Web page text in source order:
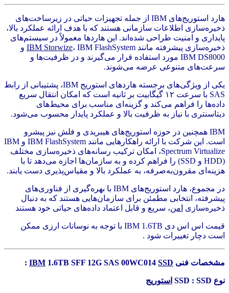
هارد استوریج‌های IBM از جمله تجهیزات حیاتی در زیرساخت‌های
ذخیره‌سازی اطلاعات سازمانی هستند که با هدف ارائه عملکرد بالا،
پایداری و امنیت طراحی شده‌اند. این هاردها معمولاً در سیستم‌های
ذخیره‌سازی پیشرفته مانند
IBM Storwize ، IBM FlashSystem و
IBM DS8000 مورد استفاده قرار می‌گیرند و در ظرفیت‌ها و
سرعت‌های متنوعی عرضه می‌شوند.
یکی از ویژگی‌های برجسته هاردهای استوریج IBM، پشتیبانی از رابط
SAS با سرعت ۱۲ گیگابیت بر ثانیه است که امکان انتقال سریع
داده‌ها را فراهم می‌کند و گزینه‌ای مناسب برای محیط‌های
دیتاسنتری با نیاز به ظرفیت بالا و عملکرد پایدار محسوب می‌شود.
IBM همچنین در حوزه استوریج‌های هیبریدی و فلش نیز پیشرو
است. این شرکت با ارائه راهکارهایی مانند IBM FlashSystem و IBM
Spectrum Virtualize، امکان ترکیب رسانه‌های ذخیره‌سازی مختلف
(HDD و SSD) را فراهم کرده و به سازمان‌ها اجازه می‌دهد تا با
هزینه‌ای مقرون‌به‌صرفه، به عملکرد بالا و مقیاس‌پذیری دست یابند.
در مجموع، هارد استوریج‌های IBM با بهره‌گیری از فناوری‌های
پیشرفته، انتخابی مطمئن برای سازمان‌هایی هستند که به دنبال
ذخیره‌سازی امن، سریع و قابل اعتماد داده‌های حیاتی خود هستند
قیمت اس اس دی IBM 1.6TB با توجه به نوسانات ارزی ممکن
است دچار تغییرات شود .
مشخصات فنی IBM 1.6TB SFF 12G SAS 00WC014 SSD
:
نوع SSD : SSD استوریج